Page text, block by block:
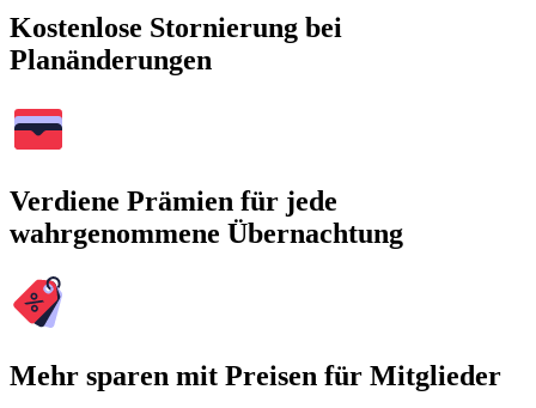
Kostenlose Stornierung bei
Planänderungen
Verdiene Prämien für jede
wahrgenommene Übernachtung
Mehr sparen mit Preisen für Mitglieder